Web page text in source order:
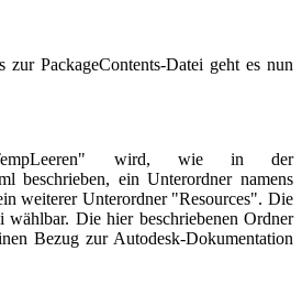
PackageContents-Datei geht es nun
wird, wie in der
beschrieben, ein Unterordner namens
weiterer Unterordner "Resources". Die
Die hier beschriebenen Ordner
Bezug zur Autodesk-Dokumentation